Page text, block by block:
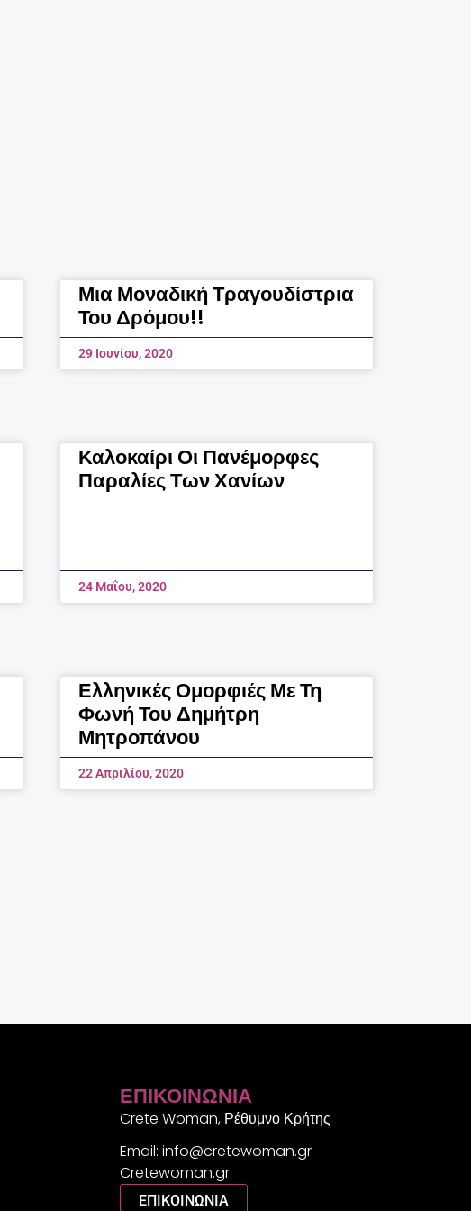
Μια Μοναδική Τραγουδίστρια
Του Δρόμου!!
29 Ιουνίου, 2020
Καλοκαίρι Οι Πανέμορφες
Παραλίες Των Χανίων
24 Μαΐου, 2020
Ελληνικές Ομορφιές Με Τη
Φωνή Του Δημήτρη
Μητροπάνου
22 Απριλίου, 2020
ΕΠΙΚΟΙΝΩΝΊΑ
Crete Woman, Ρέθυμνο Κρήτης
Email: info@cretewoman.gr
Cretewoman.gr
ΕΠΙΚΟΙΝΩΝΙΑ